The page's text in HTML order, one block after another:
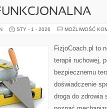
STY - 1 - 2026 MOŻLIWOŚĆ
FizjoCoach.pl to
terapii ruchowej,
bezpiecznemu
doświadczenie
droga do zdrowia